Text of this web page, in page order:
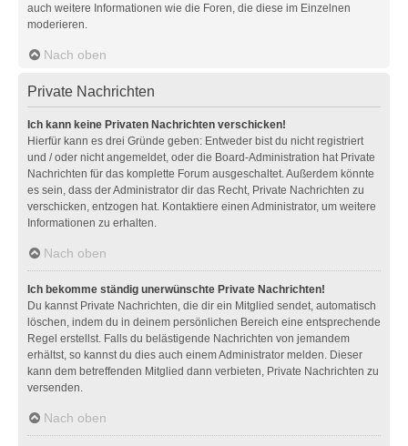
auch weitere Informationen wie die Foren, die diese im Einzelnen
moderieren.
Nach oben
Private Nachrichten
Ich kann keine Privaten Nachrichten verschicken!
Hierfür kann es drei Gründe geben: Entweder bist du nicht registriert
und / oder nicht angemeldet, oder die Board-Administration hat Private
Nachrichten für das komplette Forum ausgeschaltet. Außerdem könnte
es sein, dass der Administrator dir das Recht, Private Nachrichten zu
verschicken, entzogen hat. Kontaktiere einen Administrator, um weitere
Informationen zu erhalten.
Nach oben
Ich bekomme ständig unerwünschte Private Nachrichten!
Du kannst Private Nachrichten, die dir ein Mitglied sendet, automatisch
löschen, indem du in deinem persönlichen Bereich eine entsprechende
Regel erstellst. Falls du belästigende Nachrichten von jemandem
erhältst, so kannst du dies auch einem Administrator melden. Dieser
kann dem betreffenden Mitglied dann verbieten, Private Nachrichten zu
versenden.
Nach oben